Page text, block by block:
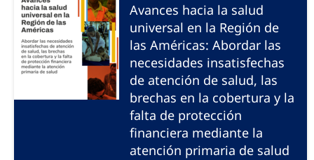
Avances hacia la salud
universal en la Región de
las Américas: Abordar las
necesidades insatisfechas
de atención de salud, las
brechas en la cobertura y la
falta de protección
financiera mediante la
atención primaria de salud